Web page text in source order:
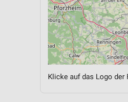
Klicke auf das Logo der